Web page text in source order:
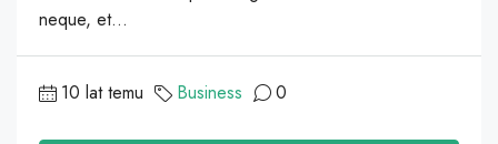
neque, et...
10 lat temu Business 0